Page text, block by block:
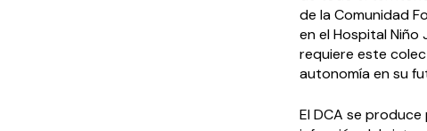
de la Comunidad
en el Hospital
requiere este
autonomía en su
El DCA se